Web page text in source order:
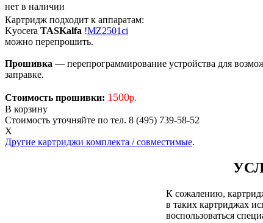
нет в наличии
Картридж подходит к аппаратам:
Kyocera TASKalfa !MZ2501ci
можно перепрошить.
Прошивка — перепрограммирование устройства для
заправке.
Стоимость прошивки: 1500р.
В корзину
Стоимость уточняйте по тел. 8 (495) 739-58-52
X
Другие картриджи комплекта / совместимые.
К сожалению,
в таких картриджах
воспользоваться